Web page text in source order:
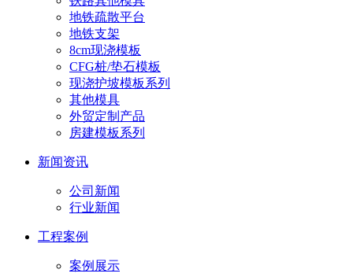
地铁疏散平台
地铁支架
8cm现浇模板
CFG桩/垫石模板
现浇护坡模板系列
其他模具
外贸定制产品
房建模板系列
新闻资讯
公司新闻
行业新闻
工程案例
案例展示